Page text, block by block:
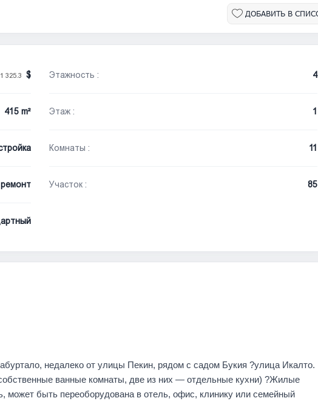
ДОБАВИТЬ В
1 325.3
415 m²
Этажность : 4
Этаж : 1
Комнаты : 11
Участок : 85
недалеко от улицы Пекин, рядом с садом Букия ?улица Икалто.
ванные комнаты, две из них — отдельные кухни) ?Жилые
может быть переоборудована в отель, офис, клинику или семейный